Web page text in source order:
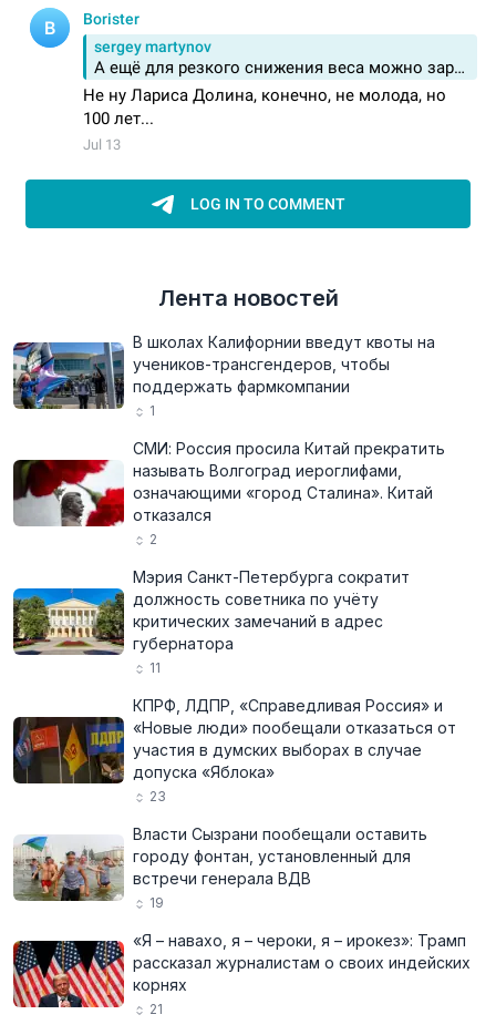
Лента новостей
В школах Калифорнии введут квоты на
учеников-трансгендеров, чтобы
поддержать фармкомпании
1
СМИ: Россия просила Китай прекратить
называть Волгоград иероглифами,
означающими «город Сталина». Китай
отказался
2
Мэрия Санкт-Петербурга сократит
должность советника по учёту
критических замечаний в адрес
губернатора
11
КПРФ, ЛДПР, «Справедливая Россия» и
«Новые люди» пообещали отказаться от
участия в думских выборах в случае
допуска «Яблока»
23
Власти Сызрани пообещали оставить
городу фонтан, установленный для
встречи генерала ВДВ
19
«Я – навахо, я – чероки, я – ирокез»: Трамп
рассказал журналистам о своих индейских
корнях
21